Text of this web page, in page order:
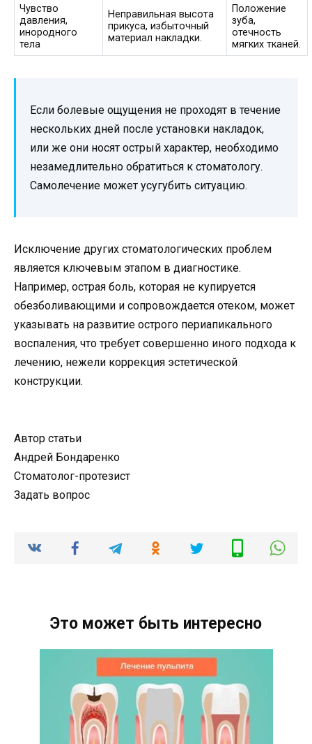
Чувство
давления,
инородного
тела
Неправильная высота
прикуса, избыточный
материал накладки.
Положение
зуба,
отечность
мягких тканей.
Если болевые ощущения не проходят в течение
нескольких дней после установки накладок,
или же они носят острый характер, необходимо
незамедлительно обратиться к стоматологу.
Самолечение может усугубить ситуацию.
Исключение других стоматологических проблем
является ключевым этапом в диагностике.
Например, острая боль, которая не купируется
обезболивающими и сопровождается отеком, может
указывать на развитие острого периапикального
воспаления, что требует совершенно иного подхода к
лечению, нежели коррекция эстетической
конструкции.
Автор статьи
Андрей Бондаренко
Стоматолог-протезист
Задать вопрос
Это может быть интересно